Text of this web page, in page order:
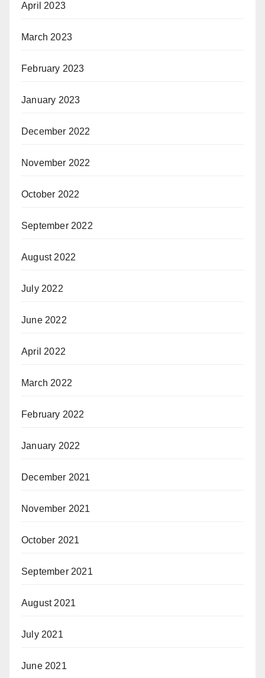
April 2023
March 2023
February 2023
January 2023
December 2022
November 2022
October 2022
September 2022
August 2022
July 2022
June 2022
April 2022
March 2022
February 2022
January 2022
December 2021
November 2021
October 2021
September 2021
August 2021
July 2021
June 2021